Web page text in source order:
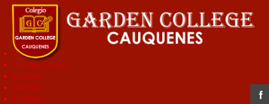
Home
Nuestro Colegio
Equipos
Noticias
Contacto